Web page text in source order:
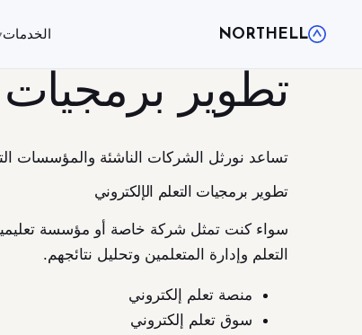
NORTHELL الخدمات
تطوير برمجيات
تساعد نورثل الشركات الناشئة والمؤسسات
تطوير برمجيات التعلم الإلكتروني
سواء كنت تمثل شركة خاصة أو مؤسسة
التعلم وإدارة المتعلمين وتحليل نتائجهم.
منصة تعلم إلكتروني
سوق تعلم إلكتروني